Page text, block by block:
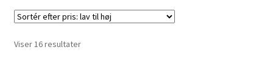
Viser 16 resultaterSorteret